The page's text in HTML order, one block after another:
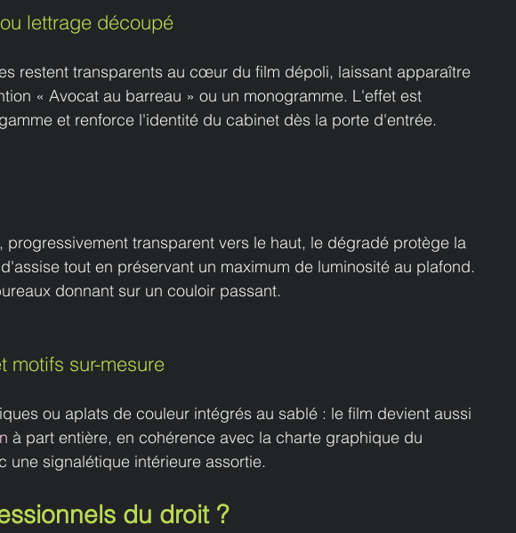
lettrage découpé
restent transparents au cœur du film dépoli, laissant apparaître
« Avocat au barreau » ou un monogramme. L'effet est
et renforce l'identité du cabinet dès la porte d'entrée.
progressivement transparent vers le haut, le dégradé protège la
tout en préservant un maximum de luminosité au plafond.
donnant sur un couloir passant.
motifs sur-mesure
ou aplats de couleur intégrés au sablé : le film devient aussi
à part entière, en cohérence avec la charte graphique du
une signalétique intérieure assortie.
du droit ?